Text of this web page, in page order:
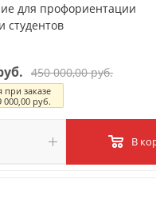
для профориентации
студентов
450 000,00 руб.
заказе
000,00 руб.
В